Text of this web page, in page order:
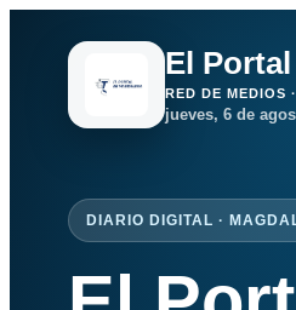
El
RED DE MEDIOS
jueves, 6 de
DIARIO DIGITAL ·